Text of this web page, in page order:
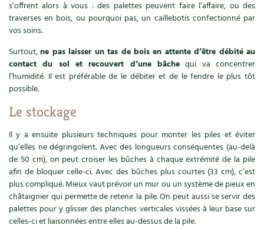
Recettes par type de plat
Recettes sans gluten
Recettes végétariennes et vegan
Habitat écologique
Conception et gros oeuvre
Matériaux écologiques
Énergie
Gestion de l’eau
Questions à la rédaction
Trucs & astuces
Expés
Trocs & petites annonces
Appels à témoignage
Bonnes adresses
Liste des pépiniéristes
s’offrent alors à vous : des palettes peuvent faire l’affaire, ou des
traverses en bois, ou pourquoi pas, un caillebotis confectionné par
vos soins.
Surtout,ne pas laisser un tas de bois en attente d’être débité au
contact du sol et recouvert d’une bâche qui va concentrer
l’humidité. Il est préférable de le débiter et de le fendre le plus tôt
possible.
Le stockage
Il y a ensuite plusieurs techniques pour monter les piles et éviter
qu’elles ne dégringolent. Avec des longueurs conséquentes (au-delà
de 50 cm), on peut croiser les bûches à chaque extrémité de la pile
afin de bloquer celle-ci. Avec des bûches plus courtes (33 cm), c’est
plus compliqué. Mieux vaut prévoir un mur ou un système de pieux en
châtaignier qui permette de retenir la pile. On peut aussi se servir des
palettes pour y glisser des planches verticales vissées à leur base sur
celles-ci et liaisonnées entre elles au-dessus de la pile.